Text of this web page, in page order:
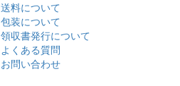
送料について
包装について
領収書発行について
よくある質問
お問い合わせ